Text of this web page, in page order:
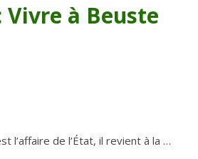
Vivre à Beuste
l’affaire de l’État, il revient à la …